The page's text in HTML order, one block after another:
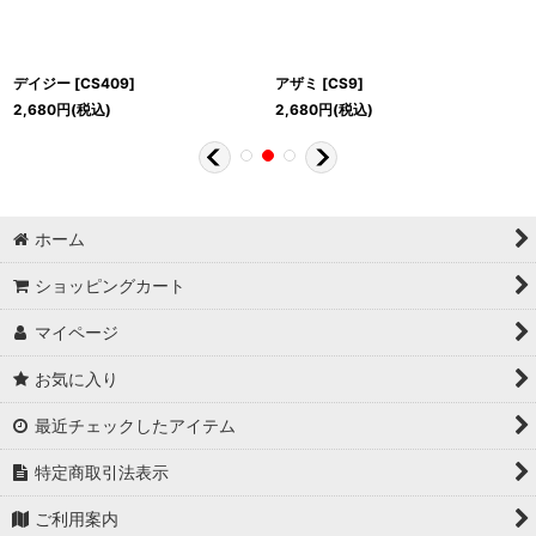
デイジー [CS409]
2,680円(税込)
アザミ [CS9]
2,680円(税込)
ホーム
ショッピングカート
マイページ
お気に入り
最近チェックしたアイテム
特定商取引法表示
ご利用案内